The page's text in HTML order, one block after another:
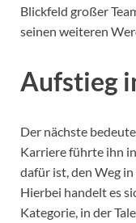
Blickfeld großer
seinen weiteren
Aufstieg
Der nächste
Karriere führte ihn
dafür ist, den Weg
Hierbei handelt es
Kategorie, in der